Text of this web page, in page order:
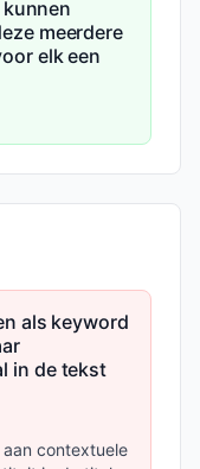
meerdere
elk een
als keyword
in de tekst
contextuele